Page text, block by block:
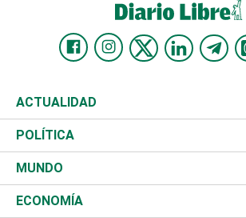
ACTUALIDAD
Nacional
Ciudad
Educación
POLÍTICA
Partidos
JCE
MUNDO
Estados Unidos
ECONOMÍA